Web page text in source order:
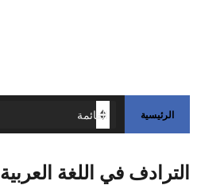
الرئيسية
الترادف في اللغة العربية